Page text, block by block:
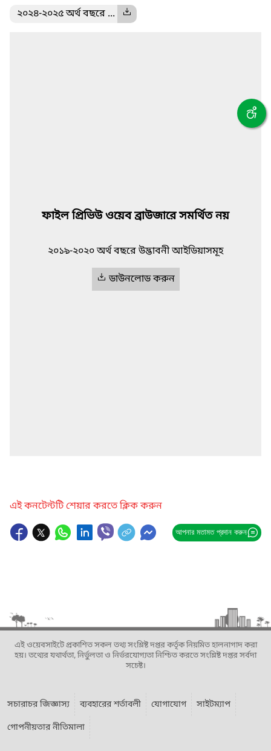
২০২৪-২০২৫ অর্থ বছরে ...
ফাইল প্রিভিউ ওয়েব ব্রাউজারে সমর্থিত নয়
২০১৯-২০২০ অর্থ বছরে উদ্ভাবনী আইডিয়াসমূহ
ডাউনলোড করুন
এই কনটেন্টটি শেয়ার করতে ক্লিক করুন
আপনার মতামত প্রদান করুন
এই ওয়েবসাইটে প্রকাশিত সকল তথ্য সংশ্লিষ্ট দপ্তর কর্তৃক নিয়মিত হালনাগাদ করা
হয়। তথ্যের যথার্থতা, নির্ভুলতা ও নির্ভরযোগ্যতা নিশ্চিত করতে সংশ্লিষ্ট দপ্তর সর্বদা
সচেষ্ট।
সচারাচর জিজ্ঞাস্য ব্যবহারের শর্তাবলী যোগাযোগ
সাইটম্যাপ
গোপনীয়তার নীতিমালা